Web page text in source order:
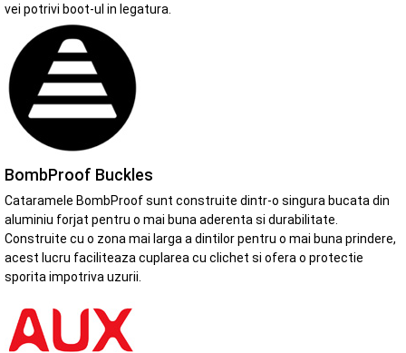
vei potrivi boot-ul in legatura.
BombProof Buckles
Cataramele BombProof sunt construite dintr-o singura bucata din
aluminiu forjat pentru o mai buna aderenta si durabilitate.
Construite cu o zona mai larga a dintilor pentru o mai buna prindere,
acest lucru faciliteaza cuplarea cu clichet si ofera o protectie
sporita impotriva uzurii.